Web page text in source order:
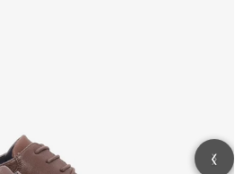
‹
›